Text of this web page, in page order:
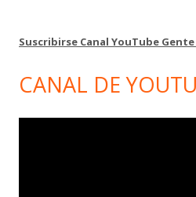
Suscribirse Canal YouTube
CANAL DE